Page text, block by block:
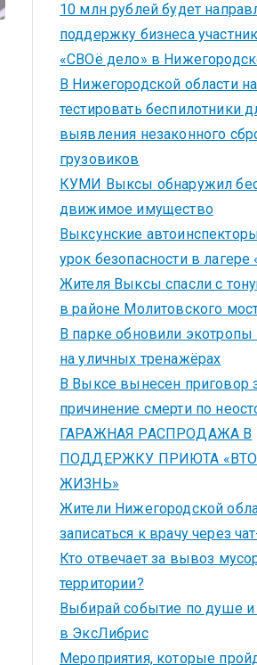
10 млн рублей будет
поддержку бизнеса
«СВОё дело» в
В Нижегородской области
тестировать беспилотники
выявления незаконного
грузовиков
КУМИ Выксы обнаружил
движимое имущество
Выксунские
урок безопасности в
Жителя Выксы спасли с
в районе Молитовского
В парке обновили
на уличных тренажёрах
В Выксе вынесен приговор
причинение смерти по
ГАРАЖНАЯ РАСПРОДАЖА В
ПОДДЕРЖКУ ПРИЮТА
ЖИЗНЬ»
Жители Нижегородской
записаться к врачу через
Кто отвечает за вывоз
территории?
Выбирай событие по душе и
в ЭксЛибрис
Мероприятия, которые